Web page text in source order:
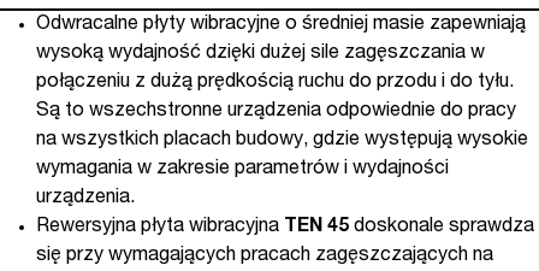
Odwracalne płyty wibracyjne o średniej masie zapewniają
wysoką wydajność dzięki dużej sile zagęszczania w
połączeniu z dużą prędkością ruchu do przodu i do tyłu.
Są to wszechstronne urządzenia odpowiednie do pracy
na wszystkich placach budowy, gdzie występują wysokie
wymagania w zakresie parametrów i wydajności
urządzenia.
Rewersyjna płyta wibracyjna TEN 45 doskonale sprawdza
się przy wymagających pracach zagęszczających na